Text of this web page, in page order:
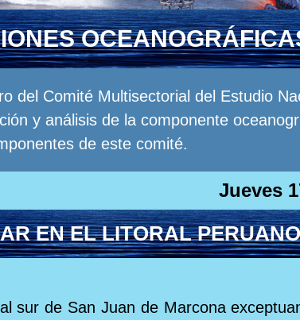
del Comité Multisectorial del Estudio
y análisis de la componente
de este comité.
Jueves
EN EL LITORAL PERUANO
sur de San Juan de Marcona